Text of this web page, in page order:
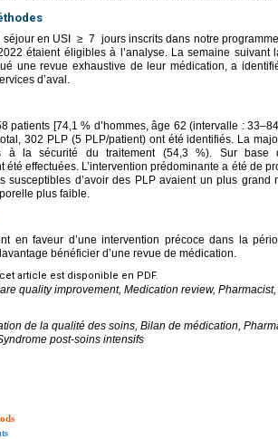
en USI ≥ 7 jours inscrits dans notre
étaient éligibles à l’analyse. La semaine suivant
une revue exhaustive de leur médication, a
d’aval.
patients [74,1 % d’hommes, âge 62 (intervalle :
302 PLP (5 PLP/patient) ont été identifiés. La
à la sécurité du traitement (54,3 %). Sur base
été effectuées. L’intervention prédominante a été de
susceptibles d’avoir des PLP avaient un plus grand
plus faible.
en faveur d’une intervention précoce dans la
bénéficier d’une revue de médication.
article est disponible en PDF.
quality improvement, Medication review,
de la qualité des soins, Bilan de médication,
post-soins intensifs